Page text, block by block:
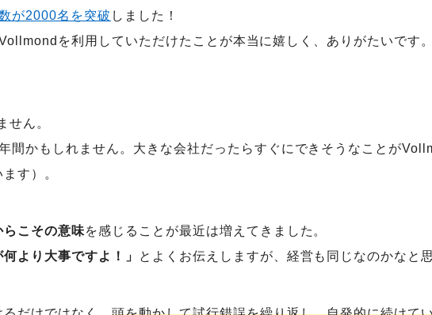
が2000名を突破 しました！
を利用していただけたことが本当に嬉しく、ありがたいです
せん。
間かもしれません。大きな会社だったらすぐにできそうなことが
す）。
らこその意味を感じることが最近は増えてきました。
何より大事ですよ！」 とよくお伝えしますが、経営も同じなのかなと